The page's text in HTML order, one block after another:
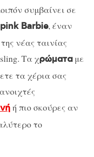
συμβαίνει σε
pink Barbie, έναν
νέας ταινίας
Τα χρώματα με
τα χέρια σας
ή πιο σκούρες αν
το